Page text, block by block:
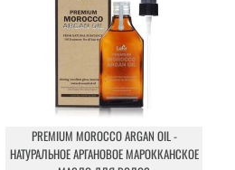
PREMIUM MOROCCO ARGAN OIL -
НАТУРАЛЬНОЕ АРГАНОВОЕ МАРОККАНСКОЕ